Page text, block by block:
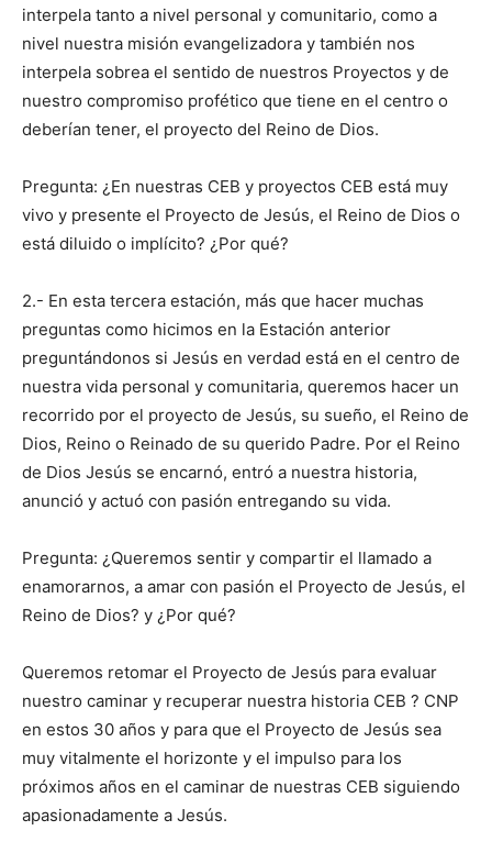
interpela tanto a nivel personal y comunitario, como a
nivel nuestra misión evangelizadora y también nos
interpela sobrea el sentido de nuestros Proyectos y de
nuestro compromiso profético que tiene en el centro o
deberían tener, el proyecto del Reino de Dios.
Pregunta: ¿En nuestras CEB y proyectos CEB está muy
vivo y presente el Proyecto de Jesús, el Reino de Dios o
está diluido o implícito? ¿Por qué?
2.- En esta tercera estación, más que hacer muchas
preguntas como hicimos en la Estación anterior
preguntándonos si Jesús en verdad está en el centro de
nuestra vida personal y comunitaria, queremos hacer un
recorrido por el proyecto de Jesús, su sueño, el Reino de
Dios, Reino o Reinado de su querido Padre. Por el Reino
de Dios Jesús se encarnó, entró a nuestra historia,
anunció y actuó con pasión entregando su vida.
Pregunta: ¿Queremos sentir y compartir el llamado a
enamorarnos, a amar con pasión el Proyecto de Jesús, el
Reino de Dios? y ¿Por qué?
Queremos retomar el Proyecto de Jesús para evaluar
nuestro caminar y recuperar nuestra historia CEB ? CNP
en estos 30 años y para que el Proyecto de Jesús sea
muy vitalmente el horizonte y el impulso para los
próximos años en el caminar de nuestras CEB siguiendo
apasionadamente a Jesús.